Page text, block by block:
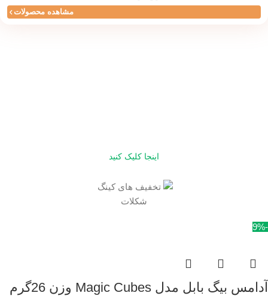
مشاهده محصولات
اینجا کلیک کنید
-9%
آدامس بیگ بابل مدل Magic Cubes وزن 26گرم